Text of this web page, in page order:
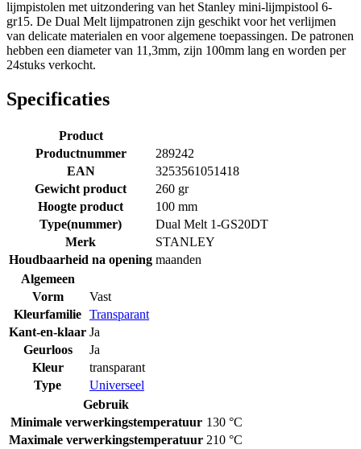
lijmpistolen met uitzondering van het Stanley mini-lijmpistool 6-
gr15. De Dual Melt lijmpatronen zijn geschikt voor het verlijmen
van delicate materialen en voor algemene toepassingen. De patronen
hebben een diameter van 11,3mm, zijn 100mm lang en worden per
24stuks verkocht.
Specificaties
Product
Productnummer
289242
EAN
3253561051418
Gewicht product
260 gr
Hoogte product
100 mm
Type(nummer)
Dual Melt 1-GS20DT
Merk
STANLEY
Houdbaarheid na opening maanden
Algemeen
Vorm
Vast
Kleurfamilie Transparant
Kant-en-klaar Ja
Geurloos
Ja
Kleur
transparant
Type
Universeel
Gebruik
Minimale verwerkingstemperatuur 130 °C
Maximale verwerkingstemperatuur 210 °C